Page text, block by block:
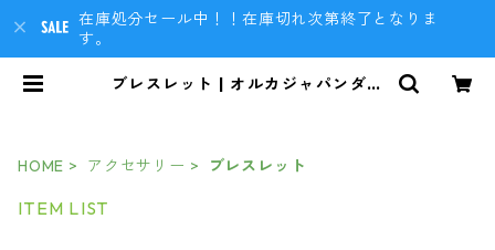
在庫処分セール中！！在庫切れ次第終了となりま
す。
ブレスレット | オルカジャパンダイ
HOME アクセサリー ブレスレット
ITEM LIST